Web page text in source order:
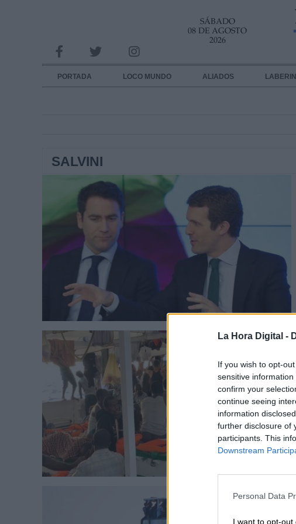
La Hora Digital -
If you wish to opt-
sensitive
confirm your
continue seeing
information
further disclosure of
participants. This
Downstream
Personal Data
I want to opt-out
SÁBADO
08 DE AGOSTO
2026
PORTADA LOCO MUNDO ALIADOS
SALVINI
INFORMACION SOBRE LA PROTECCIÓN DE TUS DATOS
Responsable: